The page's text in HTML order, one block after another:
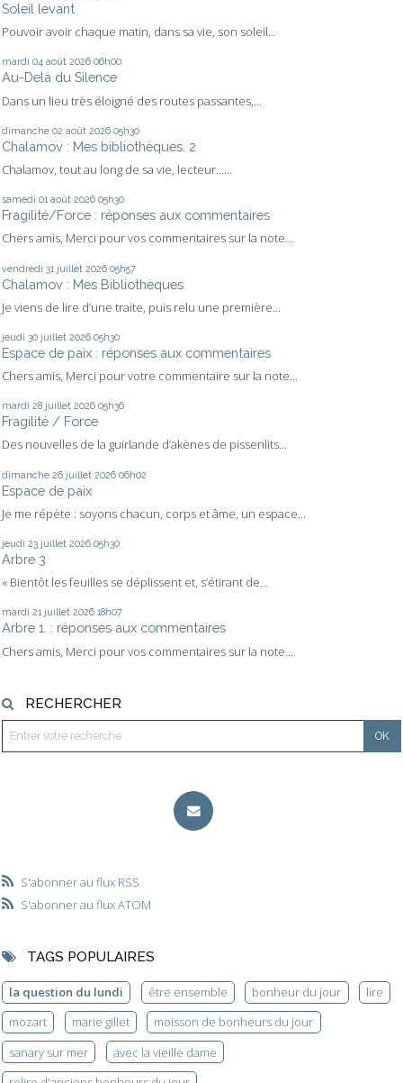
Soleil levant
Pouvoir avoir chaque matin, dans sa vie, son soleil...
mardi 04 août 2026 06h00
Au-Delà du Silence
Dans un lieu très éloigné des routes passantes,...
dimanche 02 août 2026 05h30
Chalamov : Mes bibliothèques. 2
Chalamov, tout au long de sa vie, lecteur…...
samedi 01 août 2026 05h30
Fragilité/Force : réponses aux commentaires
Chers amis, Merci pour vos commentaires sur la note...
vendredi 31 juillet 2026 05h57
Chalamov : Mes Bibliothèques
Je viens de lire d’une traite, puis relu une première...
jeudi 30 juillet 2026 05h30
Espace de paix : réponses aux commentaires
Chers amis, Merci pour votre commentaire sur la note...
mardi 28 juillet 2026 05h36
Fragilité / Force
Des nouvelles de la guirlande d’akènes de pissenlits...
dimanche 26 juillet 2026 06h02
Espace de paix
Je me répète : soyons chacun, corps et âme, un espace...
jeudi 23 juillet 2026 05h30
Arbre 3
« Bientôt les feuilles se déplissent et, s’étirant de...
mardi 21 juillet 2026 18h07
Arbre 1. : réponses aux commentaires
Chers amis, Merci pour vos commentaires sur la note...
RECHERCHER
S'abonner au flux RSS
S'abonner au flux ATOM
TAGS POPULAIRES
la question du lundi être ensemble bonheur du jour
lire
mozart
marie gillet
moisson de bonheurs du jour
sanary sur mer
avec la vieille dame